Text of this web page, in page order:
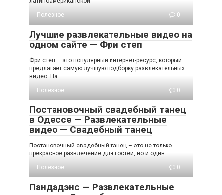
Полезное
0
Лучшие развлекательные видео на
одном сайте — Фри степ
Фри степ — это популярный интернет-ресурс, который
предлагает самую лучшую подборку развлекательных
видео. На
Полезное
0
Постановочный свадебный танец
в Одессе — Развлекательные
видео — Свадебный танец
Постановочный свадебный танец – это не только
прекрасное развлечение для гостей, но и один
Полезное
0
Пандадэнс — Развлекательные